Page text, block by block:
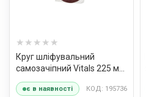
Круг шліфувальний
самозачіпний Vitals 225 мм,
10 отв., з. – 80, 5 од.
є в наявності КОД: 195736